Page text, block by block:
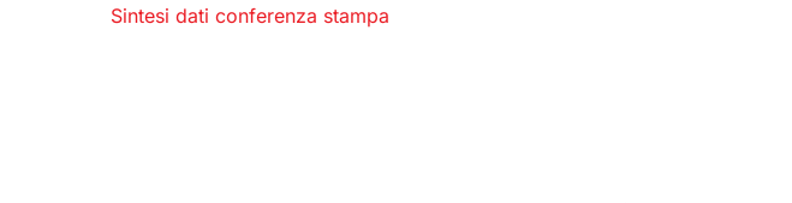
Sintesi dati conferenza stampa